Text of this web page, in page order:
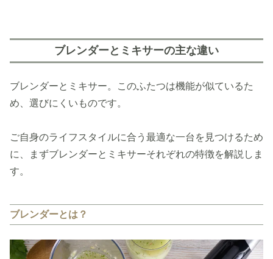
ブレンダーとミキサーの主な違い
ブレンダーとミキサー。このふたつは機能が似ているた
め、選びにくいものです。
ご自身のライフスタイルに合う最適な一台を見つけるため
に、まずブレンダーとミキサーそれぞれの特徴を解説しま
す。
ブレンダーとは？